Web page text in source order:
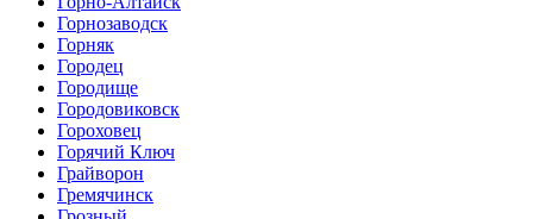
Горнозаводск
Горняк
Городец
Городище
Городовиковск
Гороховец
Горячий Ключ
Грайворон
Гремячинск